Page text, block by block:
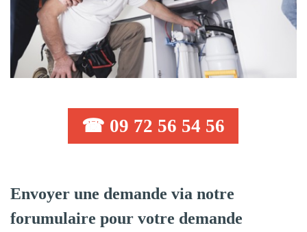
☎ 09 72 56 54 56
Envoyer une demande via notre
forumulaire pour votre demande